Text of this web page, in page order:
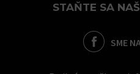
STAŇTE SA
SME